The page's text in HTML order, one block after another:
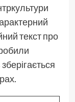
текст про